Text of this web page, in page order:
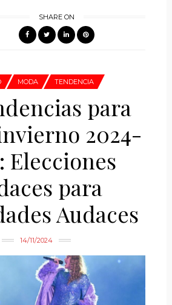
SHARE ON
MODA TENDENCIA
para
2024-
Elecciones
para
Audaces
14/11/2024